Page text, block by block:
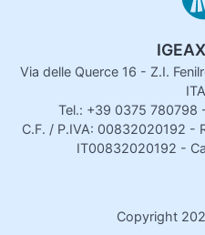
Via delle Querce 16 - Z.I.
Tel.: +39 0375 780798
C.F. / P.IVA: 00832020192 -
IT00832020192 -
Copyright